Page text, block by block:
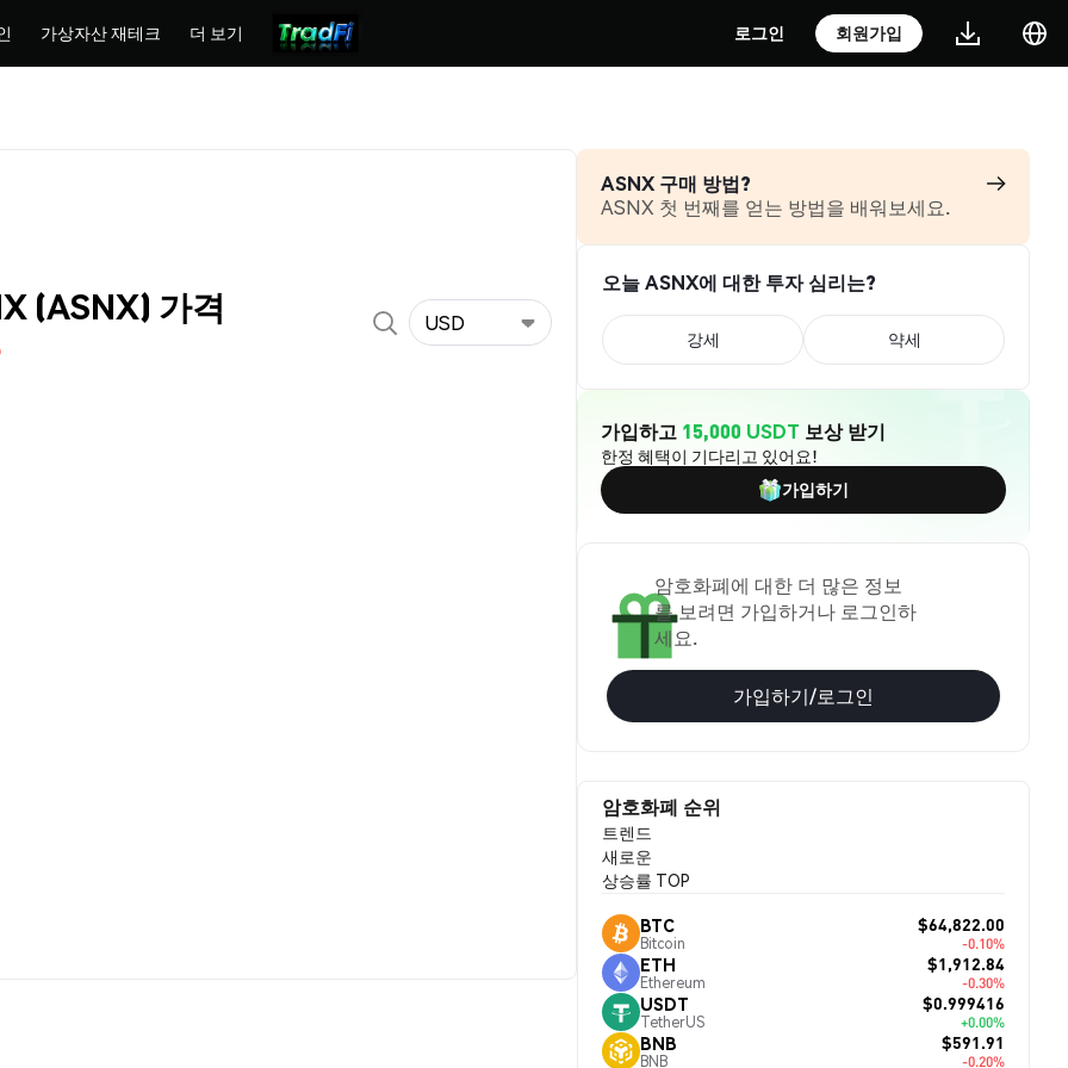
가상자산 재테크 더 보기 로그인 회원가입
(ASNX) 가격 USD
ASNX 구매 방법?
ASNX 첫 번째를 얻는 방법을 배워보세요.
오늘 ASNX에 대한 투자 심리는?
강세 약세
가입하고 15,000 USDT 보상 받기
한정 혜택이 기다리고 있어요!
가입하기
암호화폐에 대한 더 많은 정보
를 보려면 가입하거나 로그인하
세요.
가입하기/로그인
암호화폐 순위
트렌드
새로운
상승률 TOP
BTC
Bitcoin
$64,822.00
-0.10%
ETH
Ethereum
$1,912.84
-0.30%
USDT
TetherUS
$0.999416
+0.00%
BNB
BNB
$591.91
-0.20%